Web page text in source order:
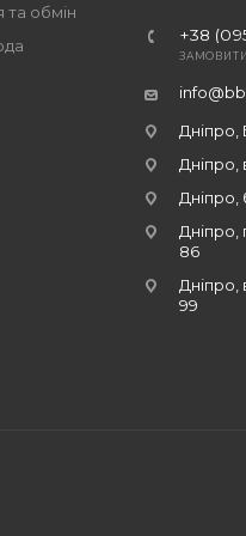
обмін
+38
Дніпро,
Дніпро,
Дніпро,
Дніпро,
86
Дніпро,
99